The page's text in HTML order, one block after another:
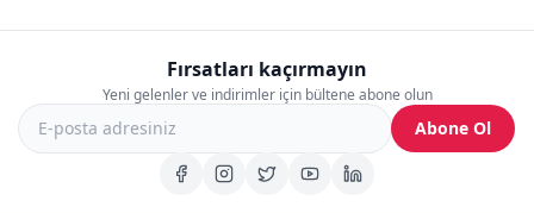
Fırsatları kaçırmayın
Yeni gelenler ve indirimler için bültene abone olun
Abone Ol